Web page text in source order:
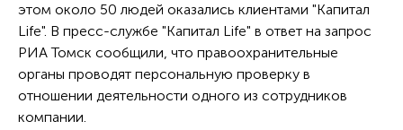
этом около 50 людей оказались клиентами "Капитал
Life". В пресс-службе "Капитал Life" в ответ на запрос
РИА Томск сообщили, что правоохранительные
органы проводят персональную проверку в
отношении деятельности одного из сотрудников
компании.